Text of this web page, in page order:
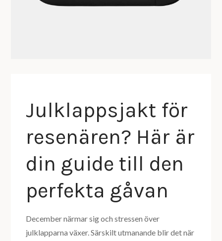
Julklappsjakt för
resenären? Här är
din guide till den
perfekta gåvan
December närmar sig och stressen över
julklapparna växer. Särskilt utmanande blir det när